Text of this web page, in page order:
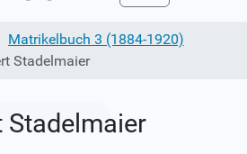
Matrikelbuch 3 (1884-1920)
Stadelmaier
Stadelmaier